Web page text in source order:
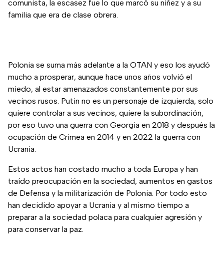
comunista, la escasez fue lo que marcó su niñez y a su
familia que era de clase obrera.
Polonia se suma más adelante a la OTAN y eso los ayudó
mucho a prosperar, aunque hace unos años volvió el
miedo, al estar amenazados constantemente por sus
vecinos rusos. Putin no es un personaje de izquierda, solo
quiere controlar a sus vecinos, quiere la subordinación,
por eso tuvo una guerra con Georgia en 2018 y después la
ocupación de Crimea en 2014 y en 2022 la guerra con
Ucrania.
Estos actos han costado mucho a toda Europa y han
traído preocupación en la sociedad, aumentos en gastos
de Defensa y la militarización de Polonia. Por todo esto
han decidido apoyar a Ucrania y al mismo tiempo a
preparar a la sociedad polaca para cualquier agresión y
para conservar la paz.